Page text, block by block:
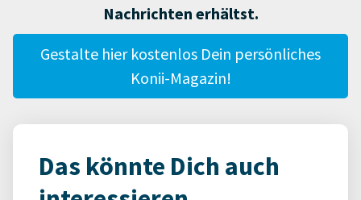
Nachrichten erhältst.
Gestalte hier kostenlos Dein persönliches
Konii-Magazin!
Das könnte Dich auch